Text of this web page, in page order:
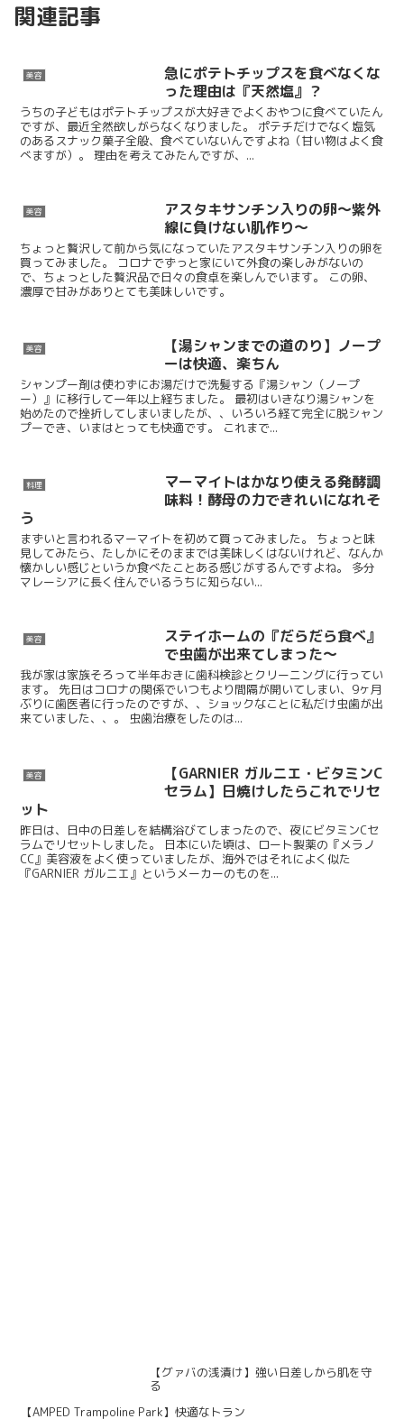
関連記事
美容
急にポテトチップスを食べなくな
った理由は『天然塩』？
うちの子どもはポテトチップスが大好きでよくおやつに食べていたん
ですが、最近全然欲しがらなくなりました。 ポテチだけでなく塩気
のあるスナック菓子全般、食べていないんですよね（甘い物はよく食
べますが）。 理由を考えてみたんですが、...
美容
アスタキサンチン入りの卵〜紫外
線に負けない肌作り〜
ちょっと贅沢して前から気になっていたアスタキサンチン入りの卵を
買ってみました。 コロナでずっと家にいて外食の楽しみがないの
で、ちょっとした贅沢品で日々の食卓を楽しんでいます。 この卵、
濃厚で甘みがありとても美味しいです。
美容
【湯シャンまでの道のり】ノープ
ーは快適、楽ちん
シャンプー剤は使わずにお湯だけで洗髪する『湯シャン（ノープ
ー）』に移行して一年以上経ちました。 最初はいきなり湯シャンを
始めたので挫折してしまいましたが、、いろいろ経て完全に脱シャン
プーでき、いまはとっても快適です。 これまで...
料理
マーマイトはかなり使える発酵調
味料！酵母の力できれいになれそ
う
まずいと言われるマーマイトを初めて買ってみました。 ちょっと味
見してみたら、たしかにそのままでは美味しくはないけれど、なんか
懐かしい感じというか食べたことある感じがするんですよね。 多分
マレーシアに長く住んでいるうちに知らない...
美容
ステイホームの『だらだら食べ』
で虫歯が出来てしまった～
我が家は家族そろって半年おきに歯科検診とクリーニングに行ってい
ます。 先日はコロナの関係でいつもより間隔が開いてしまい、9ヶ月
ぶりに歯医者に行ったのですが、、ショックなことに私だけ虫歯が出
来ていました、、。 虫歯治療をしたのは...
美容
【GARNIER ガルニエ・ビタミンC
セラム】日焼けしたらこれでリセ
ット
昨日は、日中の日差しを結構浴びてしまったので、夜にビタミンCセ
ラムでリセットしました。 日本にいた頃は、ロート製薬の『メラノ
CC』美容液をよく使っていましたが、海外ではそれによく似た
『GARNIER ガルニエ』というメーカーのものを...
【グァバの浅漬け】強い日差しから肌を守
る
【AMPED Trampoline Park】快適なトラン